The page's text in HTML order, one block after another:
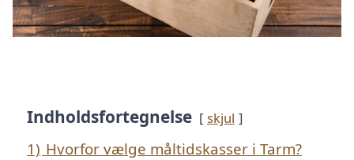
Indholdsfortegnelse skjul
1) Hvorfor vælge måltidskasser i Tarm?